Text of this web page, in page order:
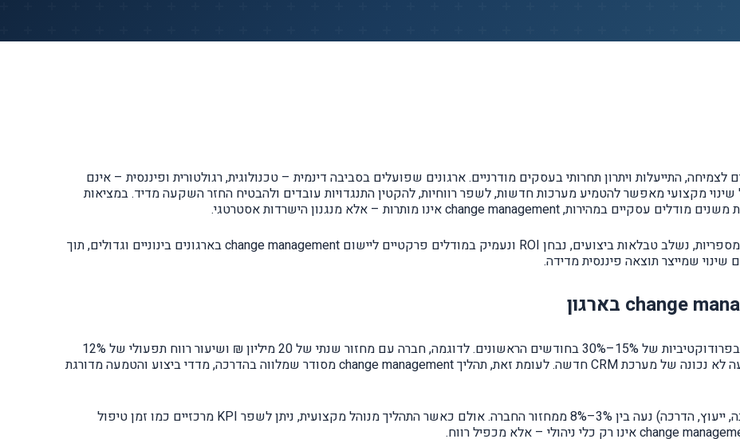
התייעלות ויתרון תחרותי בעסקים מודרניים. ארגונים שפועלים בסביבה דינמית – טכנולוגית, רגולטורית ופיננסית – אינם
מקצועי מאפשר להטמיע מערכות חדשות, לשפר רווחיות, להקטין התנגדויות עובדים ולהבטיח החזר השקעה מדיד. במציאות
במאמר זה ננתח מתודולוגיות יישומיות, נציג דוגמאות מספריות, נשלב טבלאות ביצועים, נבחן ROI ונעמיק במודלים פרקטיים ליישום change management בארגונים בינוניים וגדולים, תוך
שמייצר תוצאה פיננסית מדידה.
הטמעת שינוי ללא תהליך מובנה עלולה לגרום לירידה בפרודוקטיביות של 15%–30% בחודשים הראשונים. לדוגמה, חברה עם מחזור שנתי של 20 מיליון ₪ ושיעור רווח תפעולי של 12%
עלולה לאבד מעל 360,000 ₪ בשנה כתוצאה מהטמעה לא נכונה של מערכת CRM חדשה. לעומת זאת, תהליך change management מסודר שמלווה בהדרכה, מדדי ביצוע והטמעה מדורגת
במקרים רבים, העלות הישירה של פרויקט שינוי (תוכנה, ייעוץ, הדרכה) נעה בין 3%–8% ממחזור החברה. אולם כאשר התהליך מנוהל מקצועית, ניתן לשפר KPI מרכזיים כמו זמן טיפול